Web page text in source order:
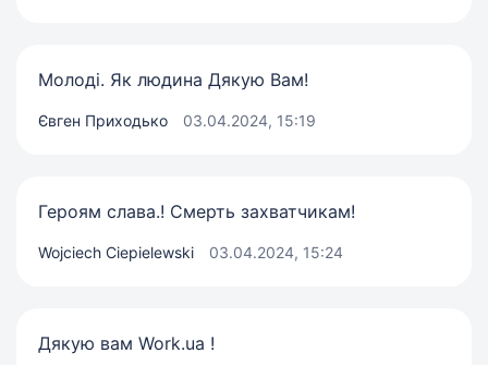
Молоді. Як людина Дякую Вам!
Євген Приходько 03.04.2024, 15:19
Героям слава.! Смерть захватчикам!
Wojciech Ciepielewski 03.04.2024, 15:24
Дякую вам Work.ua !